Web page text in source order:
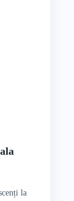
la